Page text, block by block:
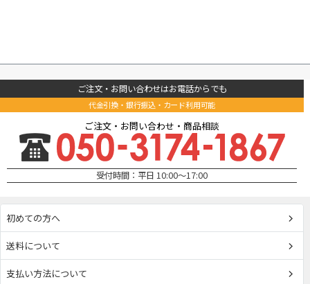
ご注文・お問い合わせはお電話からでも
代金引換・銀行振込・カード利用可能
ご注文・お問い合わせ・商品相談
受付時間：平日 10:00～17:00
初めての方へ
送料について
支払い方法について